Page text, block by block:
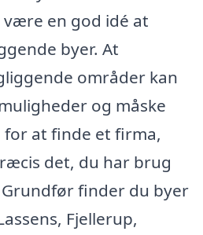
en god idé at
byer. At
områder kan
og måske
at finde et firma,
det, du har brug
finder du byer
Fjellerup,